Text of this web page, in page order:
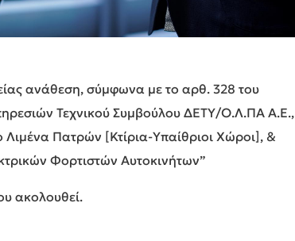
ανάθεση, σύμφωνα με το αρθ. 328 του
Τεχνικού Συμβούλου ΔΕΤΥ/Ο.Λ.ΠΑ Α.Ε.,
Πατρών [Κτίρια-Υπαίθριοι Χώροι], &
Φορτιστών Αυτοκινήτων”
ακολουθεί.